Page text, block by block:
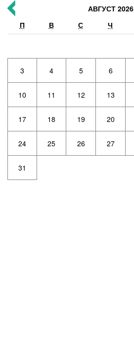
АВГУСТ 2026
П
В С Ч
3 4 5 6
10 11 12 13
17 18 19 20
24 25 26 27
31